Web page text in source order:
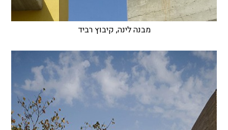
מבנה לינה, קיבוץ רביד